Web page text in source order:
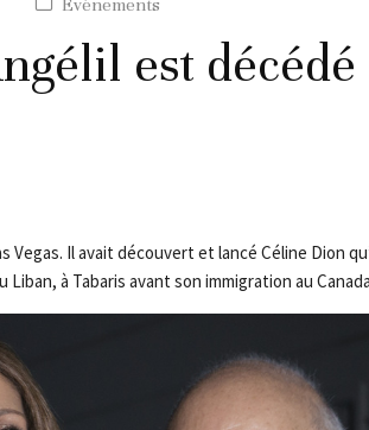
Événements
est décédé
Vegas. Il avait découvert et lancé Céline Dion
à Tabaris avant son immigration au